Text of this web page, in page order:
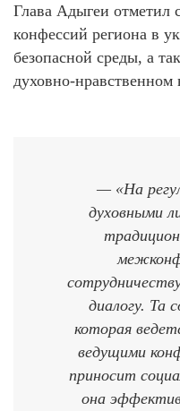
Глава Адыгеи отметил
конфессий региона в
безопасной среды, а
духовно-
— «На
духовными
диалогу. Та
которая
ведущими
приносит
она